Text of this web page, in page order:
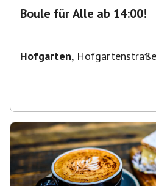
Boule für Alle ab 14:00!
Hofgarten,